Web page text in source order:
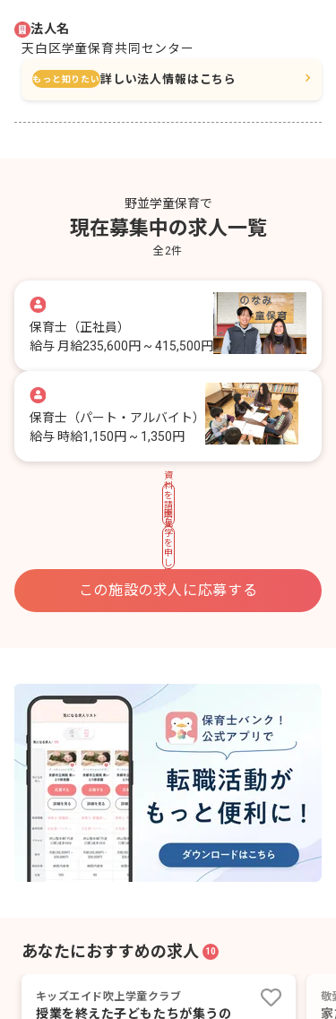
法人名
天白区学童保育共同センター
もっと知りたい詳しい法人情報はこちら
野並学童保育で
現在募集中の求人一覧
全2件
保育士 （正社員）
給与 月給235,600円 ~ 415,500円
保育士 （パート・アルバイト）
給与 時給1,150円 ~ 1,350円
資
料
を
請
求
す
る
園
見
学
を
申
し
む
この施設の求人に応募する
あなたにおすすめの求人 10
キッズエイド吹上学童クラブ
授業を終えた子どもたちが集うの
敬